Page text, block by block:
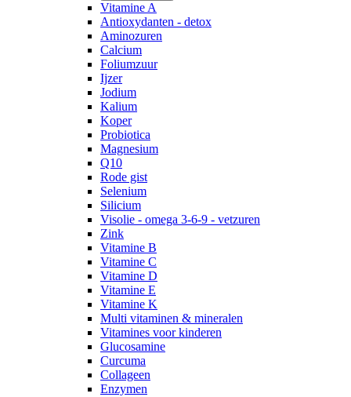
Vitamine A
Antioxydanten - detox
Aminozuren
Calcium
Foliumzuur
Ijzer
Jodium
Kalium
Koper
Probiotica
Magnesium
Q10
Rode gist
Selenium
Silicium
Visolie - omega 3-6-9 - vetzuren
Zink
Vitamine B
Vitamine C
Vitamine D
Vitamine E
Vitamine K
Multi vitaminen & mineralen
Vitamines voor kinderen
Glucosamine
Curcuma
Collageen
Enzymen